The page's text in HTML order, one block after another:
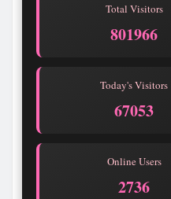
Total Visitors
801966
Today's Visitors
67053
Online Users
2736